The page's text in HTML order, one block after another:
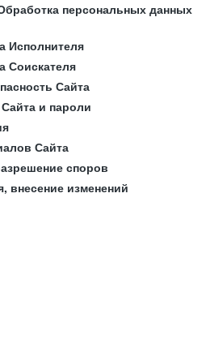
персональных данных
Исполнителя
Соискателя
Сайта
и пароли
Сайта
споров
внесение изменений